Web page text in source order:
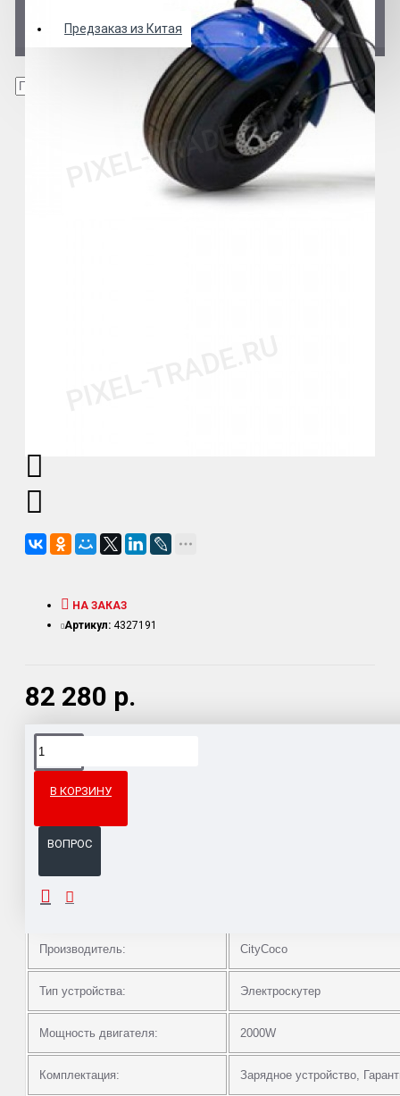
Предзаказ из Китая
82 280 р.
НА ЗАКАЗ
Артикул: 4327191
В КОРЗИНУ
ВОПРОС
Доставка товара по всему Таможенному союзу.
ОПИСАНИЕ
Производитель: CityCoco
Тип устройства: Электроскутер
Мощность двигателя: 2000W
Комплектация: Зарядное устройство,